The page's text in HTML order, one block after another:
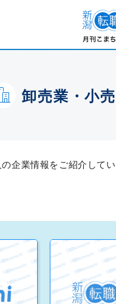
卸売業・小
企業情報をご紹介してい